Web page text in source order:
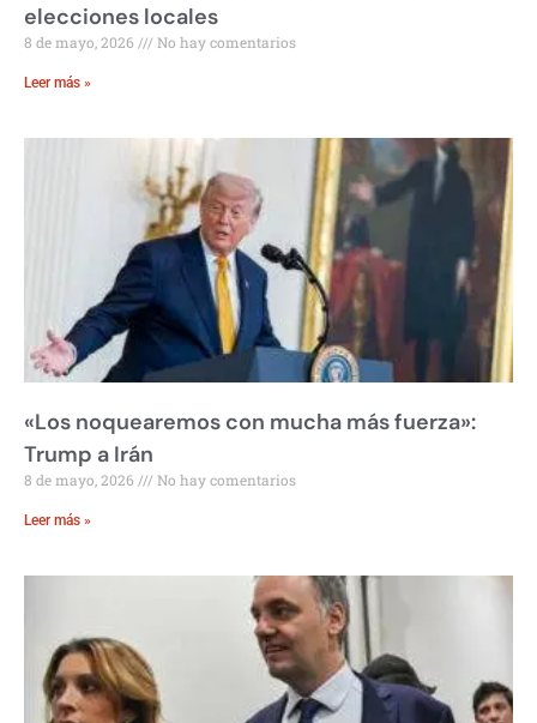
elecciones locales
8 de mayo, 2026 No hay comentarios
Leer más »
«Los noquearemos con mucha más fuerza»:
Trump a Irán
8 de mayo, 2026 No hay comentarios
Leer más »